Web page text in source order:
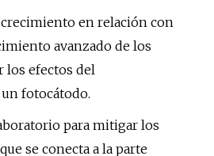
en relación con
avanzado de los
los efectos del
fotocátodo.
para mitigar los
se conecta a la parte